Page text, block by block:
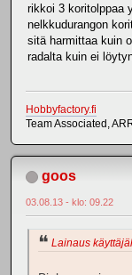
rikkoi 3 koritolppaa
nelkkudurangon
sitä harmittaa kuin
radalta kuin ei
Hobbyfactory.fi
Team Associated,
goos
03.08.13 - klo: 09.22
Lainaus